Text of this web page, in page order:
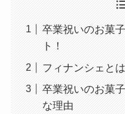
卒業祝いのお菓
ト！
フィナンシェと
卒業祝いのお菓
な理由